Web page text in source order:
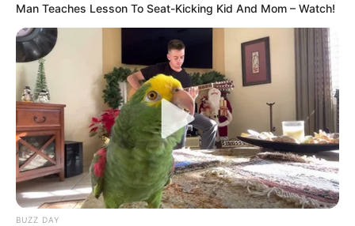
Man Teaches Lesson To Seat-Kicking Kid And Mom – Watch!
BUZZ DAY